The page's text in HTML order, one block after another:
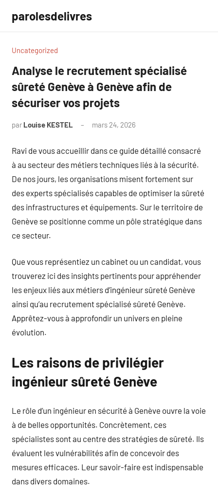
contenu
parolesdelivres
Uncategorized
Analyse le recrutement spécialisé
sûreté Genève à Genève afin de
sécuriser vos projets
par Louise KESTEL mars 24, 2026
Ravi de vous accueillir dans ce guide détaillé consacré
à au secteur des métiers techniques liés à la sécurité.
De nos jours, les organisations misent fortement sur
des experts spécialisés capables de optimiser la sûreté
des infrastructures et équipements. Sur le territoire de
Genève se positionne comme un pôle stratégique dans
ce secteur.
Que vous représentiez un cabinet ou un candidat, vous
trouverez ici des insights pertinents pour appréhender
les enjeux liés aux métiers d’ingénieur sûreté Genève
ainsi qu’au recrutement spécialisé sûreté Genève.
Apprêtez-vous à approfondir un univers en pleine
évolution.
Les raisons de privilégier
ingénieur sûreté Genève
Le rôle d’un ingénieur en sécurité à Genève ouvre la voie
à de belles opportunités. Concrètement, ces
spécialistes sont au centre des stratégies de sûreté. Ils
évaluent les vulnérabilités afin de concevoir des
mesures efficaces. Leur savoir-faire est indispensable
dans divers domaines.